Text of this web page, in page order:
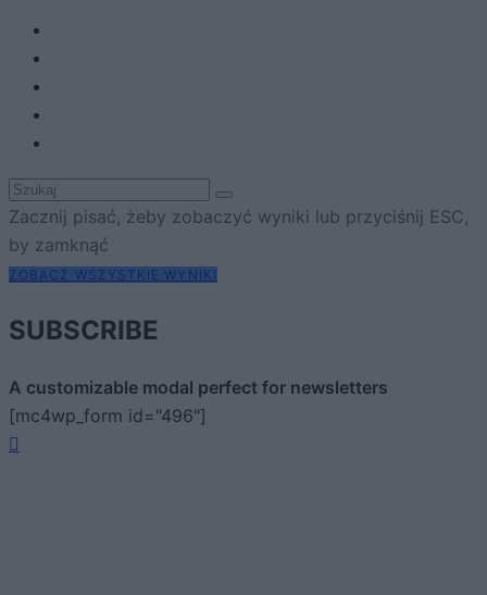
Zacznij pisać, żeby zobaczyć wyniki lub przyciśnij ESC,
by zamknąć
ZOBACZ WSZYSTKIE WYNIKI
SUBSCRIBE
A customizable modal perfect for newsletters
[mc4wp_form id="496"]